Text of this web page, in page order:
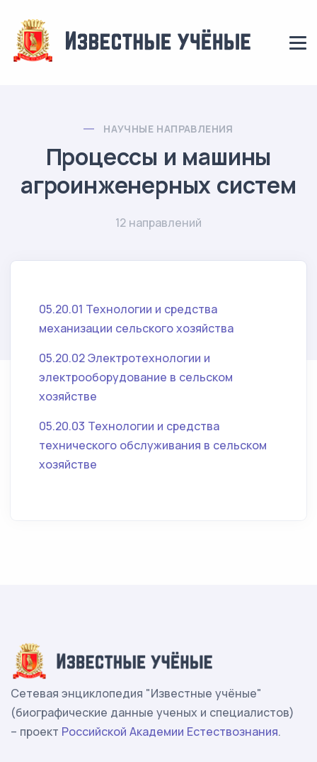
НАУЧНЫЕ НАПРАВЛЕНИЯ
Процессы и машины
агроинженерных систем
12 направлений
05.20.01 Технологии и средства
механизации сельского хозяйства
05.20.02 Электротехнологии и
электрооборудование в сельском
хозяйстве
05.20.03 Технологии и средства
технического обслуживания в сельском
хозяйстве
Сетевая энциклопедия "Известные учёные"
(биографические данные ученых и специалистов)
– проект Российской Академии Естествознания.